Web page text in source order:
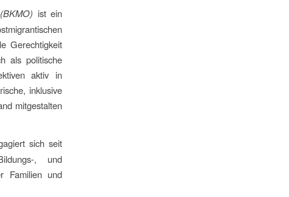
ist ein
Gerechtigkeit
als politische
aktiv in
inklusive
mitgestalten
sich seit
, und
Familien und